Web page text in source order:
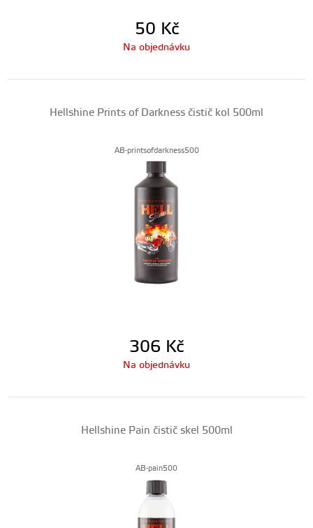
50 Kč
Na objednávku
Hellshine Prints of Darkness čistič kol 500ml
AB-printsofdarkness500
306 Kč
Na objednávku
Hellshine Pain čistič skel 500ml
AB-pain500